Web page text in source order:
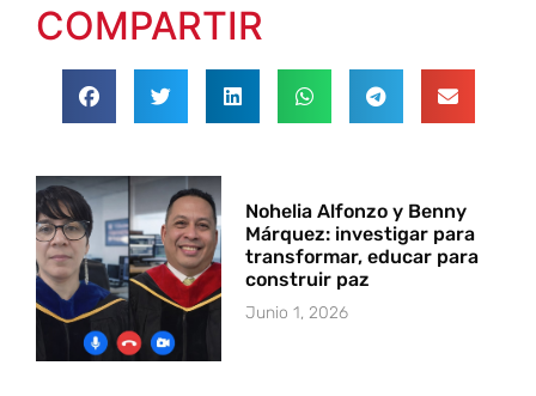
COMPARTIR
Nohelia Alfonzo y Benny
Márquez: investigar para
transformar, educar para
construir paz
Junio 1, 2026